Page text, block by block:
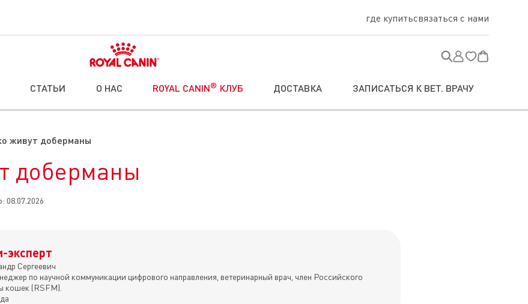
где купитьсвязаться с нами
СТАТЬИ О НАС ROYAL CANIN® КЛУБ ДОСТАВКА ЗАПИСАТЬСЯ К ВЕТ. ВРАЧУ
живут доберманы
доберманы
08.07.2026
эксперт
Сергеевич
по научной коммуникации цифрового направления, ветеринарный врач, член Российского
кошек (RSFM).